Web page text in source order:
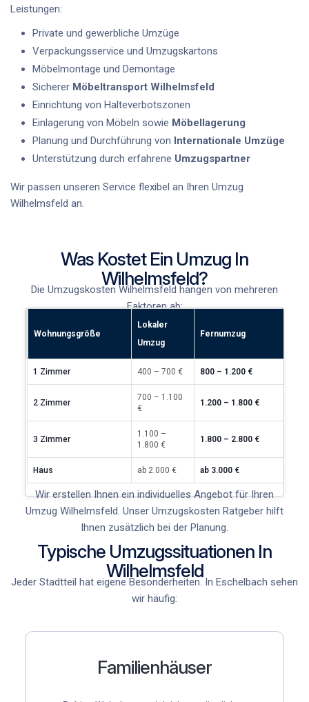
Leistungen:
Private und gewerbliche Umzüge
Verpackungsservice und Umzugskartons
Möbelmontage und Demontage
Sicherer Möbeltransport Wilhelmsfeld
Einrichtung von Halteverbotszonen
Einlagerung von Möbeln sowie Möbellagerung
Planung und Durchführung von Internationale Umzüge
Unterstützung durch erfahrene Umzugspartner
Wir passen unseren Service flexibel an Ihren Umzug
Wilhelmsfeld an.
Was Kostet Ein Umzug In
Wilhelmsfeld?
Die Umzugskosten Wilhelmsfeld hängen von mehreren
Faktoren ab:
Wohnungsgröße
Lokaler
Umzug
Fernumzug
1 Zimmer 400 – 700 € 800 – 1.200 €
2 Zimmer
700 – 1.100
€
1.200 – 1.800 €
3 Zimmer
1.100 –
1.800 €
1.800 – 2.800 €
Haus ab 2.000 € ab 3.000 €
Wir erstellen Ihnen ein individuelles Angebot für Ihren
Umzug Wilhelmsfeld. Unser Umzugskosten Ratgeber hilft
Ihnen zusätzlich bei der Planung.
Typische Umzugssituationen In
Wilhelmsfeld
Jeder Stadtteil hat eigene Besonderheiten. In Eschelbach sehen
wir häufig:
Familienhäuser